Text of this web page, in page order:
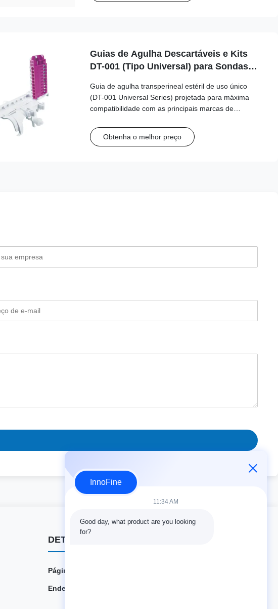
Guias de Agulha Descartáveis e Kits
DT-001 (Tipo Universal) para Sondas
Guia de agulha transperineal estéril de uso único
(DT-001 Universal Series) projetada para máxima
compatibilidade com as principais marcas de
Medical. Este guia de tipo universal suporta uma
ampla variedade de tamanhos de agulha (15G-20G)
Obtenha o melhor preço
DETALHES DO CONTATO
Página Web:
Endereço:
InnoFine
11:34 AM
Good day, what product are you looking
for?